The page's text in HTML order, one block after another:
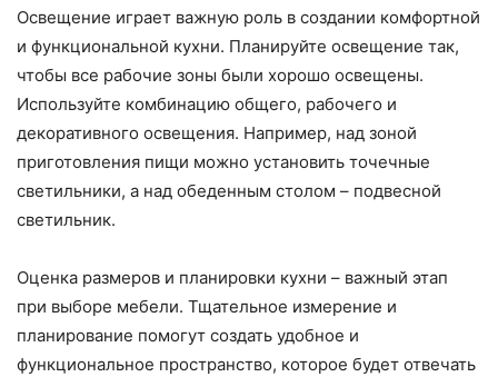
Освещение играет важную роль в создании комфортной
и функциональной кухни. Планируйте освещение так,
чтобы все рабочие зоны были хорошо освещены.
Используйте комбинацию общего, рабочего и
декоративного освещения. Например, над зоной
приготовления пищи можно установить точечные
светильники, а над обеденным столом – подвесной
светильник.
Оценка размеров и планировки кухни – важный этап
при выборе мебели. Тщательное измерение и
планирование помогут создать удобное и
функциональное пространство, которое будет отвечать